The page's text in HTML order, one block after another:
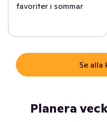
favoriter i sommar
Se alla
Planera